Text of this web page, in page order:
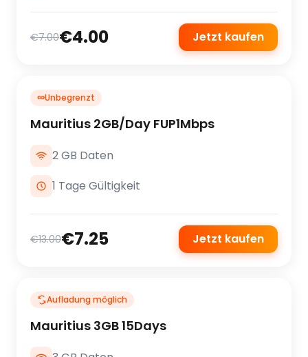
€7.00€4.00 Jetzt kaufen
∞Unbegrenzt
Mauritius 2GB/Day FUP1Mbps
2 GB Daten
1 Tage Gültigkeit
€13.00€7.25 Jetzt kaufen
Aufladung möglich
Mauritius 3GB 15Days